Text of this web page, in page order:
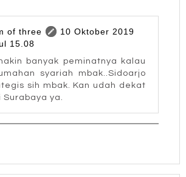
of three
10 Oktober 2019
15.08
banyak peminatnya kalau
syariah mbak..Sidoarjo
sih mbak. Kan udah dekat
Surabaya ya.